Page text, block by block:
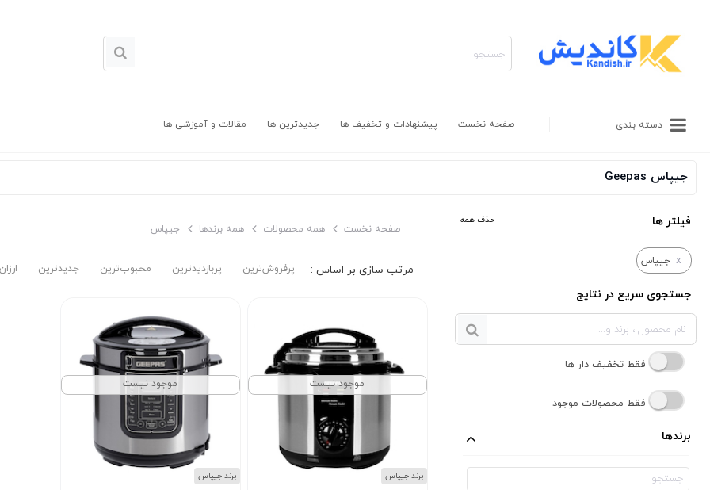
دسته بندی صفحه نخست پیشنهادات و تخفیف ها جدیدترین ها مقالات و آموزشی ها
جیپاس Geepas
فیلتر ها حذف همه
x جیپاس
جستجوی سریع در نتایج
برندها
صفحه نخست همه محصولات همه برندها جیپاس
پرفروش‌ترین‌ پربازدیدترین محبوب‌ترین جدیدترین
موجود نیست
برند جیپاس
موجود نیست
برند جیپاس